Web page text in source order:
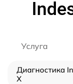
Услуга
Диагностика
X